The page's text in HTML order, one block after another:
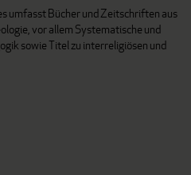
umfasst Bücher und Zeitschriften aus
vor allem Systematische und
sowie Titel zu interreligiösen und